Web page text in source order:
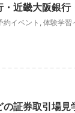
近畿大阪銀行
約イベント , 体験学習
証券取引場